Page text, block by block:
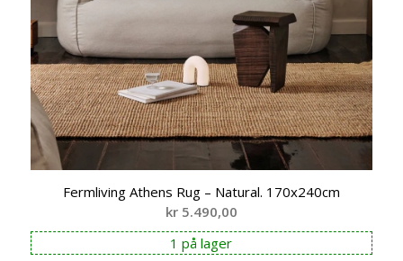
Fermliving Athens Rug – Natural. 170x240cm
kr5.490,00
1 på lager